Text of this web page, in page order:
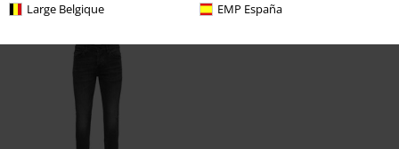
Large Belgique EMP España
Commentaar versturen
Laatst bezocht